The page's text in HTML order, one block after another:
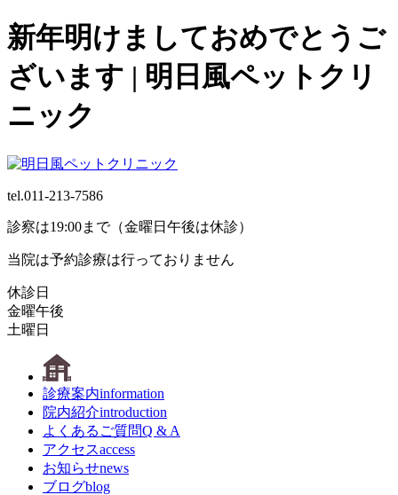
新年明けましておめでとうご
ざいます | 明日風ペットクリ
ニック
tel.011-213-7586
診察は19:00まで（金曜日午後は休診）
当院は予約診療は行っておりません
休診日
金曜午後
土曜日
診療案内information
院内紹介introduction
よくあるご質問Q & A
アクセスaccess
お知らせnews
ブログblog